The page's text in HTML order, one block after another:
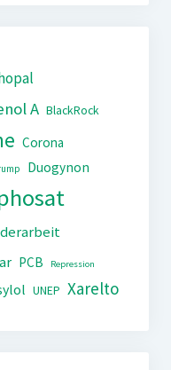
A BlackRock
Corona
Duogynon
PCB Repression
UNEP Xarelto